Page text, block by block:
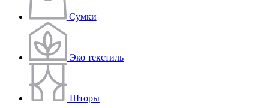
Сумки
Эко текстиль
Шторы